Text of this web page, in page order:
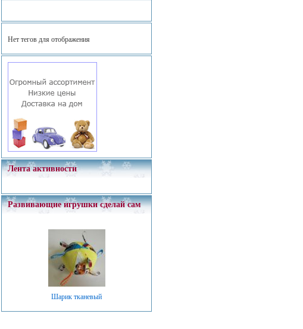
Нет тегов для отображения
Лента активности
Развивающие игрушки сделай сам
Шарик тканевый